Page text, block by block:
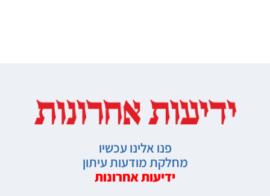
פנו אלינו עכשיו
מחלקת מודעות עיתון
ידיעות אחרונות